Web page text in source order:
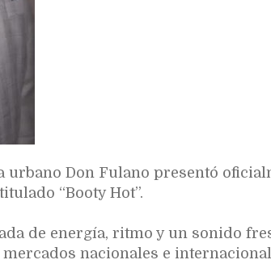
urbano Don Fulano presentó
“Booty Hot”.
de energía, ritmo y un sonido
nacionales e